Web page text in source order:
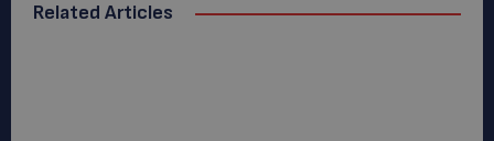
Related Articles